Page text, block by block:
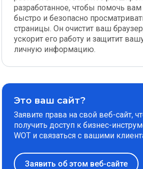
разработанное, чтобы помочь вам
быстро и безопасно
страницы. Он очистит ваш
ускорит его работу и защитит
личную информацию.
Это ваш сайт?
Заявите права на свой веб-сайт,
получить доступ к бизнес-
WOT и связаться с вашими
Заявить об этом веб-сайте